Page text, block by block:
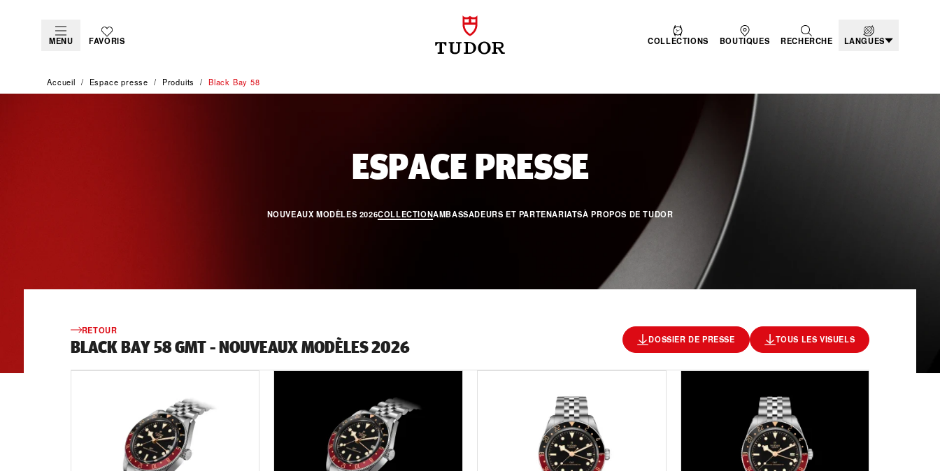
MENU FAVORIS COLLECTIONS BOUTIQUES RECHERCHE LANGUES
Accueil Espace presse Produits Black Bay 58
ESPACE PRESSEPRODUITS - BLACK
NOUVEAUX MODÈLES 2026COLLECTIONAMBASSADEURS ET PARTENARIATSÀ PROPOS DE TUDOR
RETOUR
BLACK BAY 58 GMT - NOUVEAUX MODÈLES 2026 DOSSIER DE PRESSE TOUS LES VISUELS